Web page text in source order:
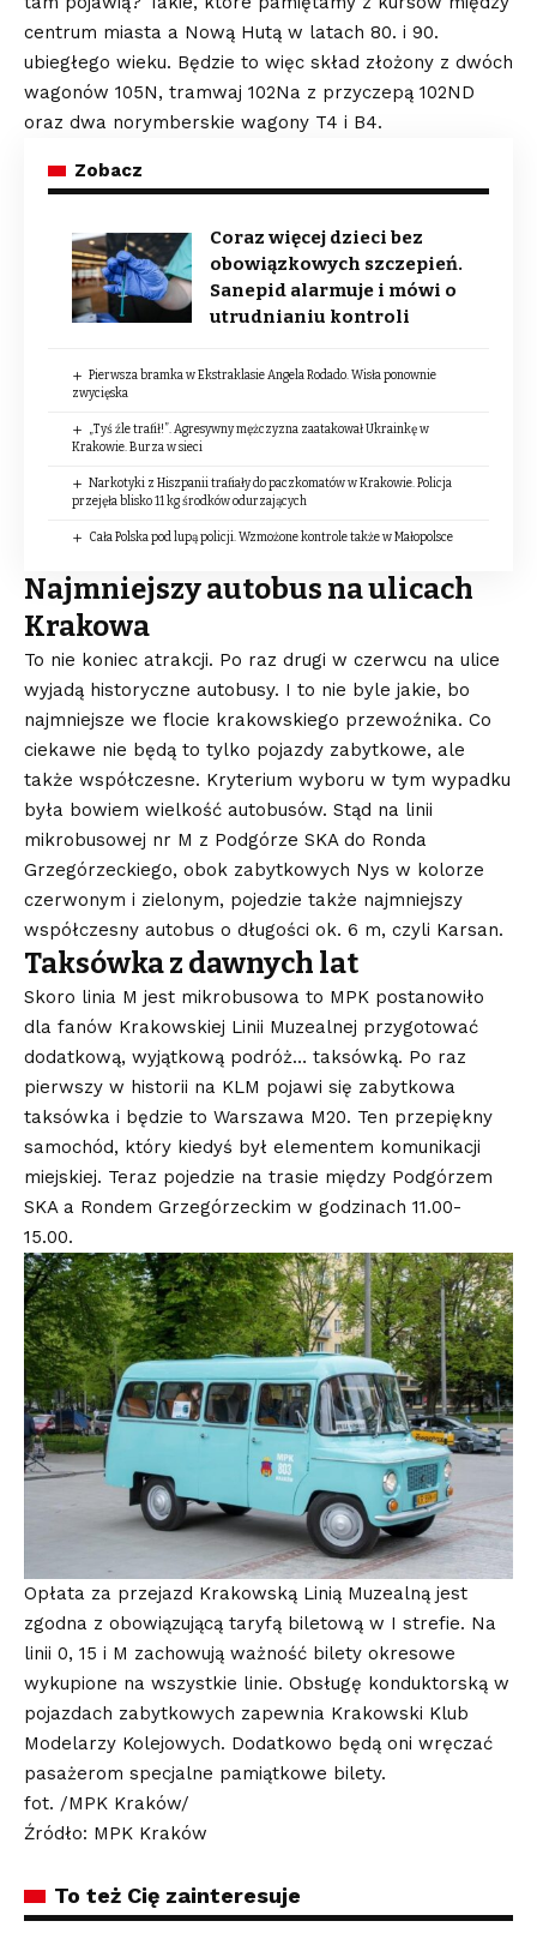
centrum miasta a Nową Hutą w latach 80. i 90.
ubiegłego wieku. Będzie to więc skład złożony z dwóch
wagonów 105N, tramwaj 102Na z przyczepą 102ND
oraz dwa norymberskie wagony T4 i B4.
Zobacz
Coraz więcej dzieci bez
obowiązkowych szczepień.
Sanepid alarmuje i mówi o
utrudnianiu kontroli
Pierwsza bramka w Ekstraklasie Angela Rodado. Wisła ponownie
zwycięska
„Tyś źle trafił!”. Agresywny mężczyzna zaatakował Ukrainkę w
Krakowie. Burza w sieci
Narkotyki z Hiszpanii trafiały do paczkomatów w Krakowie. Policja
przejęła blisko 11 kg środków odurzających
Cała Polska pod lupą policji. Wzmożone kontrole także w Małopolsce
Najmniejszy autobus na ulicach
Krakowa
To nie koniec atrakcji. Po raz drugi w czerwcu na ulice
wyjadą historyczne autobusy. I to nie byle jakie, bo
najmniejsze we flocie krakowskiego przewoźnika. Co
ciekawe nie będą to tylko pojazdy zabytkowe, ale
także współczesne. Kryterium wyboru w tym wypadku
była bowiem wielkość autobusów. Stąd na linii
mikrobusowej nr M z Podgórze SKA do Ronda
Grzegórzeckiego, obok zabytkowych Nys w kolorze
czerwonym i zielonym, pojedzie także najmniejszy
współczesny autobus o długości ok. 6 m, czyli Karsan.
Taksówka z dawnych lat
Skoro linia M jest mikrobusowa to MPK postanowiło
dla fanów Krakowskiej Linii Muzealnej przygotować
dodatkową, wyjątkową podróż… taksówką. Po raz
pierwszy w historii na KLM pojawi się zabytkowa
taksówka i będzie to Warszawa M20. Ten przepiękny
samochód, który kiedyś był elementem komunikacji
miejskiej. Teraz pojedzie na trasie między Podgórzem
SKA a Rondem Grzegórzeckim w godzinach 11.00-
15.00.
Opłata za przejazd Krakowską Linią Muzealną jest
zgodna z obowiązującą taryfą biletową w I strefie. Na
linii 0, 15 i M zachowują ważność bilety okresowe
wykupione na wszystkie linie. Obsługę konduktorską w
pojazdach zabytkowych zapewnia Krakowski Klub
Modelarzy Kolejowych. Dodatkowo będą oni wręczać
pasażerom specjalne pamiątkowe bilety.
fot. /MPK Kraków/
Źródło: MPK Kraków
To też Cię zainteresuje